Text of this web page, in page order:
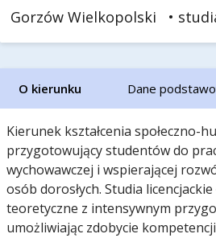
Gorzów Wielkopolski
•
O kierunku Dane
Kierunek kształcenia społeczno-
przygotowujący studentów do
wychowawczej i wspierającej
osób dorosłych. Studia
teoretyczne z intensywnym
umożliwiając zdobycie